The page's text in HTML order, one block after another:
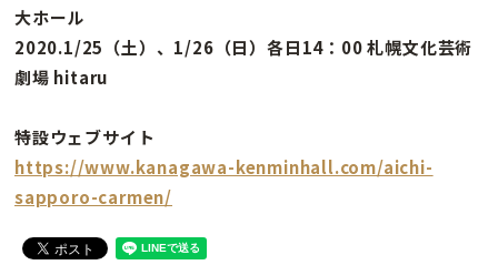
大ホール
2020.1/25（土）、1/26（日）各日14：00 札幌文化芸術
劇場 hitaru
特設ウェブサイト
https://www.kanagawa-kenminhall.com/aichi-
sapporo-carmen/